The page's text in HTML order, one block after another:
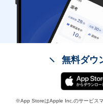
無料ダウ
※App StoreはApple Inc.のサービスマ